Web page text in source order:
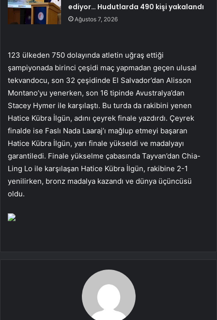
ediyor… Hudutlarda 490 kişi yakalandı
Ağustos 7, 2026
123 ülkeden 750 dolayında atletin uğraş ettiği
şampiyonada birinci çeşidi maç yapmadan geçen ulusal
tekvandocu, son 32 çeşidinde El Salvador’dan Alisson
Montano’yu yenerken, son 16 tipinde Avustralya’dan
Stacey Hymer ile karşılaştı. Bu turda da rakibini yenen
Hatice Kübra İlgün, adını çeyrek finale yazdırdı. Çeyrek
finalde ise Faslı Nada Laaraj’ı mağlup etmeyi başaran
Hatice Kübra İlgün, yarı finale yükseldi ve madalyayı
garantiledi. Finale yükselme çabasında Tayvan’dan Chia-
Ling Lo ile karşılaşan Hatice Kübra İlgün, rakibine 2-1
yenilirken, bronz madalya kazandı ve dünya üçüncüsü
oldu.